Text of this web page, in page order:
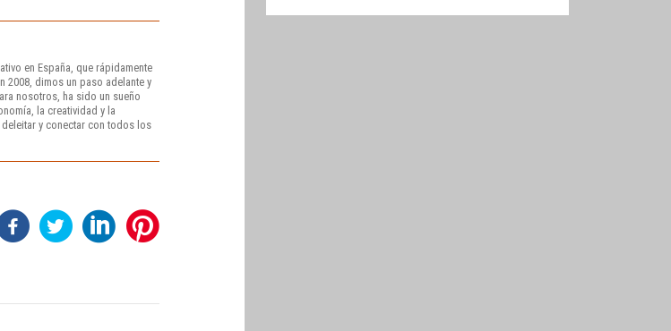
en España, que rápidamente
2008, dimos un paso adelante y
nosotros, ha sido un sueño
la creatividad y la
y conectar con todos los